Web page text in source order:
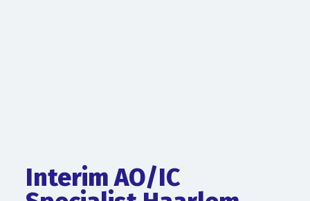
Interim AO/IC